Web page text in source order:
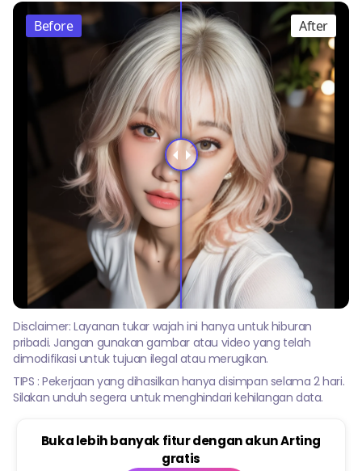
After
Before
Disclaimer: Layanan tukar wajah ini hanya untuk hiburan
pribadi. Jangan gunakan gambar atau video yang telah
dimodifikasi untuk tujuan ilegal atau merugikan.
TIPS : Pekerjaan yang dihasilkan hanya disimpan selama 2 hari.
Silakan unduh segera untuk menghindari kehilangan data.
Buka lebih banyak fitur dengan akun Arting
gratis